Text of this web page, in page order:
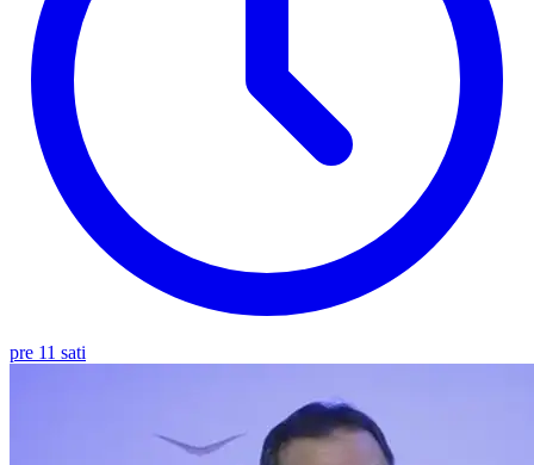
pre 11 sati